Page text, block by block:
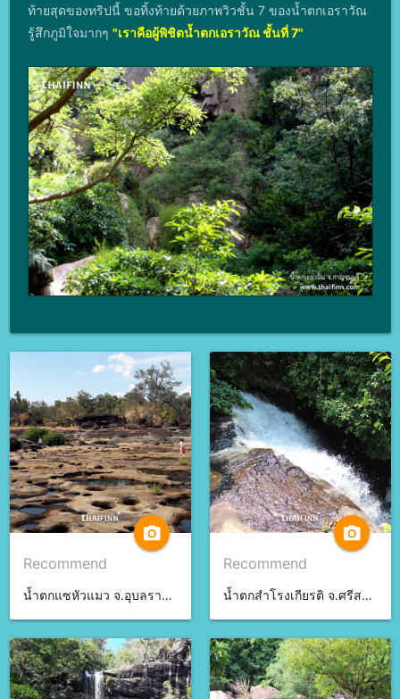
ท้ายสุดของทริปนี้ ขอทิ้งท้ายด้วยภาพวิวชั้น 7 ของน้ำตกเอราวัณ
รู้สึกภูมิใจมากๆ "เราคือผู้พิชิตน้ำตกเอราวัณ ชั้นที่ 7"
camera_alt
Recommend
น้ำตกแซหัวแมว จ.อุบลราชธานี
camera_alt
Recommend
น้ำตกสําโรงเกียรติ จ.ศรีสะเกษ